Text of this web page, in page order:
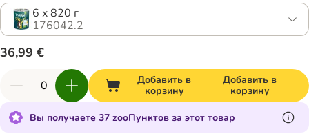
6 x 820 г
176042.2
36,99 €
Добавить в
корзину
Добавить в
корзину
Вы получаете 37 zooПунктов за этот товар